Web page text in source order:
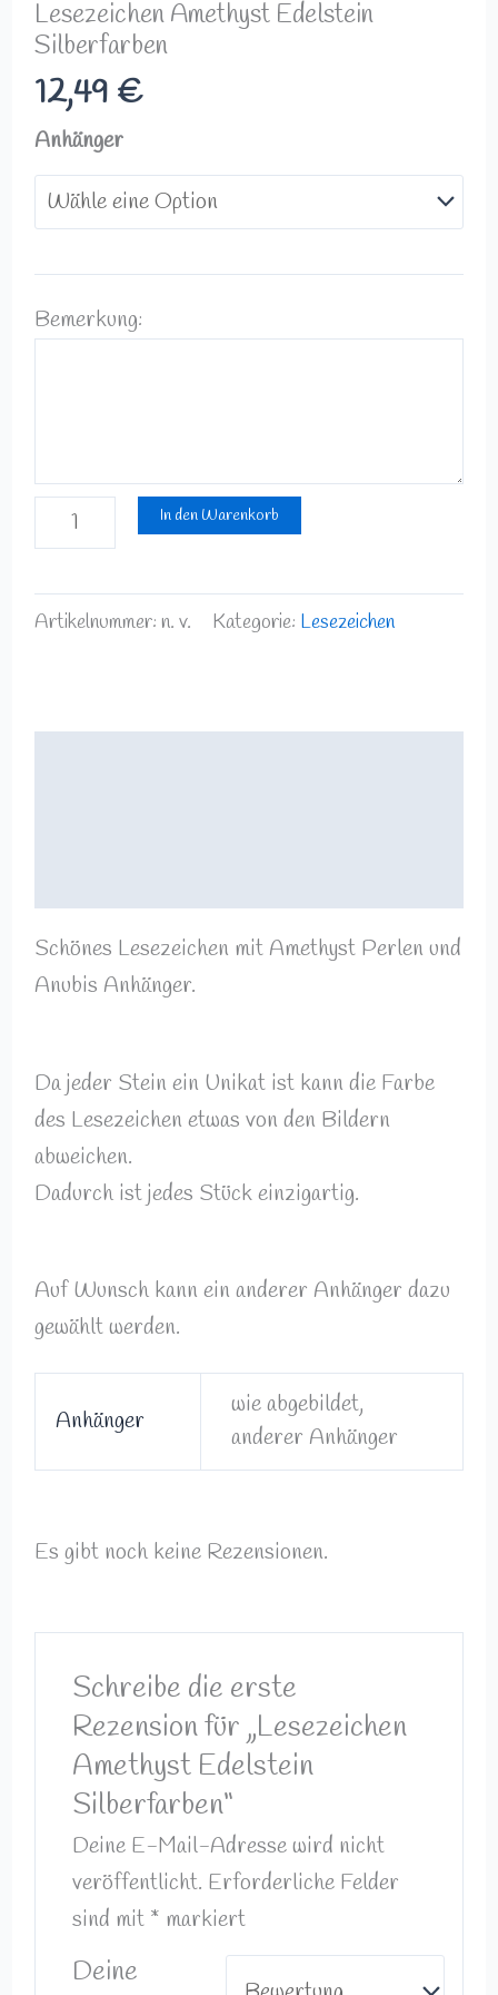
Lesezeichen Amethyst Edelstein
Silberfarben
12,49 €
Anhänger
Bemerkung:
In den Warenkorb
Artikelnummer: n. v. Kategorie: Lesezeichen
Schönes Lesezeichen mit Amethyst Perlen und
Anubis Anhänger.
Da jeder Stein ein Unikat ist kann die Farbe
des Lesezeichen etwas von den Bildern
abweichen.
Dadurch ist jedes Stück einzigartig.
Auf Wunsch kann ein anderer Anhänger dazu
gewählt werden.
Anhänger
wie abgebildet,
anderer Anhänger
Es gibt noch keine Rezensionen.
Schreibe die erste
Rezension für „Lesezeichen
Amethyst Edelstein
Silberfarben“
Deine E-Mail-Adresse wird nicht
veröffentlicht. Erforderliche Felder
sind mit * markiert
Deine